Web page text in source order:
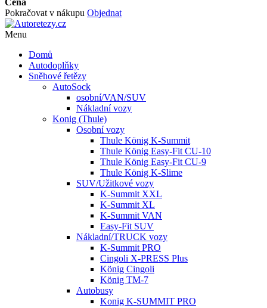
Pokračovat v nákupu Objednat
Menu
Domů
Autodoplňky
Sněhové řetězy
AutoSock
osobní/VAN/SUV
Nákladní vozy
Konig (Thule)
Osobní vozy
Thule König K-Summit
Thule König Easy-Fit CU-10
Thule König Easy-Fit CU-9
Thule König K-Slime
SUV/Užitkové vozy
K-Summit XXL
K-Summit XL
K-Summit VAN
Easy-Fit SUV
Nákladní/TRUCK vozy
K-Summit PRO
Cingoli X-PRESS Plus
König Cingoli
König TM-7
Autobusy
Konig K-SUMMIT PRO